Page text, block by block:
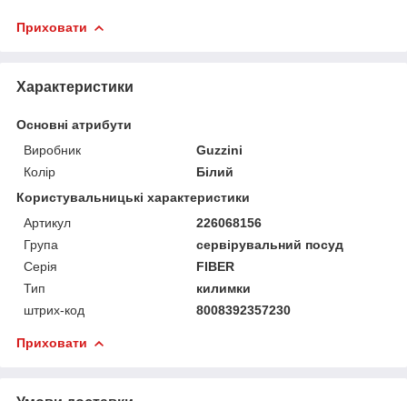
Приховати
Характеристики
Основні атрибути
Виробник
Guzzini
Колір
Білий
Користувальницькі характеристики
Артикул
226068156
Група
сервірувальний посуд
Серія
FIBER
Тип
килимки
штрих-код
8008392357230
Приховати